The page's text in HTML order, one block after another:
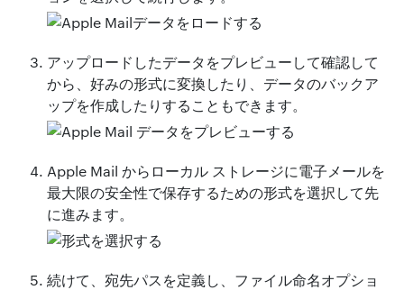
アップロードしたデータをプレビューして確認して
から、好みの形式に変換したり、データのバックア
ップを作成したりすることもできます。
Apple Mail からローカル ストレージに電子メールを
最大限の安全性で保存するための形式を選択して先
に進みます。
続けて、宛先パスを定義し、ファイル命名オプショ